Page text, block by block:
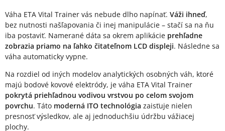
Váha ETA Vital Trainer vás nebude dlho napínať. Váži ihneď,
bez nutnosti našľapovania či inej manipulácie – stačí sa na ňu
iba postaviť. Namerané dáta sa okrem aplikácie prehľadne
zobrazia priamo na ľahko čitateľnom LCD displeji. Následne sa
váha automaticky vypne.
Na rozdiel od iných modelov analytických osobných váh, ktoré
majú bodové kovové elektródy, je váha ETA Vital Trainer
pokrytá priehľadnou vodivou vrstvou po celom svojom
povrchu. Táto moderná ITO technológia zaisťuje nielen
presnosť výsledkov, ale aj jednoduchšiu údržbu vážiacej
plochy.